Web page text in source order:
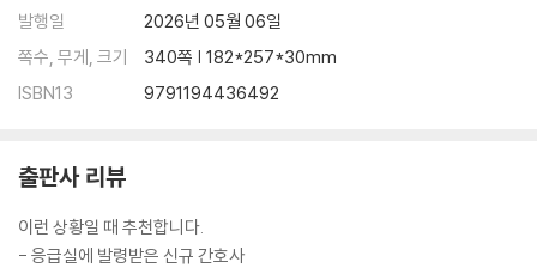
26. “폭행을 당했어요” (아동폭력, 성폭력)
부록 응급실 간호사 레벨업!
1. 증상별 진단명
발행일
2026년 05월 06일
쪽수, 무게, 크기
340쪽 | 182*257*30mm
ISBN13
9791194436492
출판사 리뷰
이런 상황일 때 추천합니다.
- 응급실에 발령받은 신규 간호사